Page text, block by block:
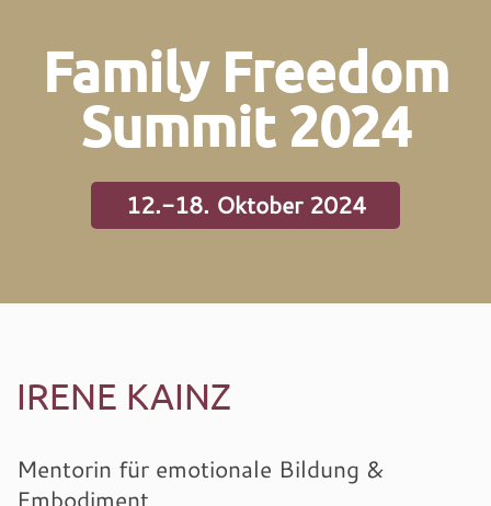
Family Freedom
Summit 2024
12.-18. Oktober 2024
IRENE KAINZ
Mentorin für emotionale Bildung &
Embodiment